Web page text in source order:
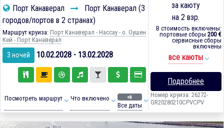
Порт Канаверал
Порт Канаверал (3
городов/портов в 2 странах)
Маршрут круиза: Порт Канаверал - Нассау - о. Оушен
Кей - Порт Канаверал
3 ночей 10.02.2028 - 13.02.2028
Посмотреть маршрут Что включено +8
Все даты
за каюту
на 2 взр.
В стоимость включены:
портовые сборы 200 €
сервисные сборы
включены
все каюты
Подробнее
Номер круиза: 26272-
GR20280210CPVCPV